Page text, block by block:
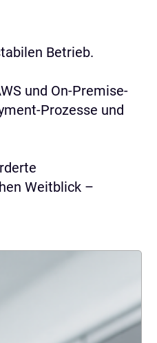
Betrieb.
und On-Premise-
Prozesse und
Weitblick –